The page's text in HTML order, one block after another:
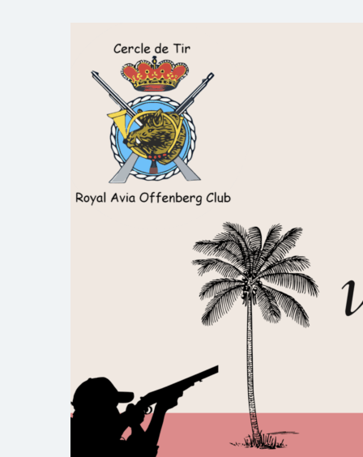
Royal AOC Florennes
Section TIR de l'AVIA